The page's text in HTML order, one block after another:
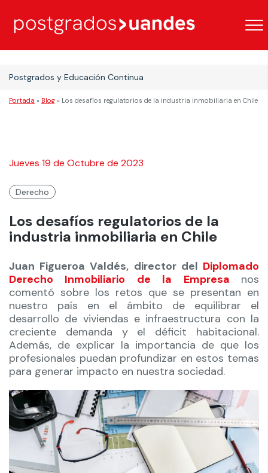
Postgrados y Educación Continua
Portada » Blog » Los desafíos regulatorios de la industria inmobiliaria en Chile
Jueves 19 de Octubre de 2023
Derecho
Los desafíos regulatorios de la
industria inmobiliaria en Chile
Juan Figueroa Valdés, director del Diplomado
Derecho Inmobiliario de la Empresa
nos
comentó sobre los retos que se presentan en
nuestro país en el ámbito de equilibrar el
desarrollo de viviendas e infraestructura con la
creciente demanda y el déficit habitacional.
Además, de explicar la importancia de que los
profesionales puedan profundizar en estos temas
para generar impacto en nuestra sociedad.